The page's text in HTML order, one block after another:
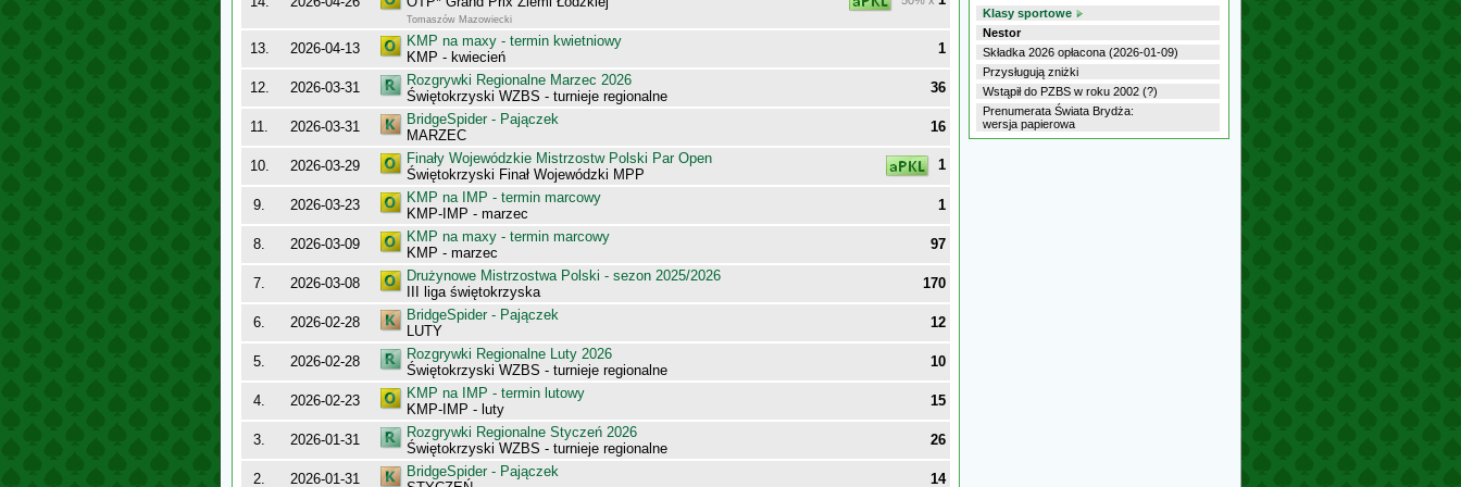
Tomaszów Mazowiecki
13. 2026-04-13
KMP na maxy - termin kwietniowy
KMP - kwiecień
1
12. 2026-03-31
Rozgrywki Regionalne Marzec 2026
Świętokrzyski WZBS - turnieje regionalne
36
11. 2026-03-31
BridgeSpider - Pajączek
MARZEC
16
10. 2026-03-29
Finały Wojewódzkie Mistrzostw Polski Par Open
Świętokrzyski Finał Wojewódzki MPP
1
9. 2026-03-23
KMP na IMP - termin marcowy
KMP-IMP - marzec
1
8. 2026-03-09
KMP na maxy - termin marcowy
KMP - marzec
97
7. 2026-03-08
Drużynowe Mistrzostwa Polski - sezon 2025/2026
III liga świętokrzyska
170
6. 2026-02-28
BridgeSpider - Pajączek
LUTY
12
5. 2026-02-28
Rozgrywki Regionalne Luty 2026
Świętokrzyski WZBS - turnieje regionalne
10
4. 2026-02-23
KMP na IMP - termin lutowy
KMP-IMP - luty
15
3. 2026-01-31
Rozgrywki Regionalne Styczeń 2026
Świętokrzyski WZBS - turnieje regionalne
26
2. 2026-01-31
BridgeSpider - Pajączek
14
Klasy sportowe
Nestor
Składka 2026 opłacona (2026-01-09)
Przysługują zniżki
Wstąpił do PZBS w roku 2002 (?)
Prenumerata Świata Brydża:
wersja papierowa